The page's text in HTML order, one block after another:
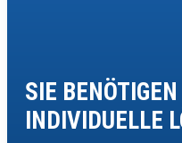
SIE
INDIVIDUELLE